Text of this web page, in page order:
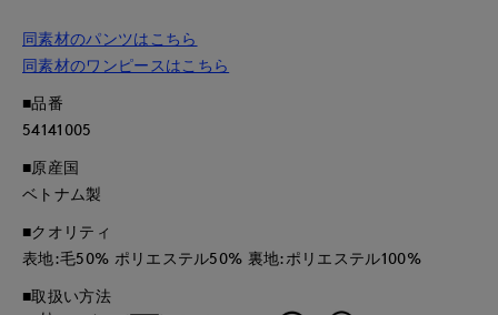
同素材のパンツはこちら
同素材のワンピースはこちら
■品番
54141005
■原産国
ベトナム製
■クオリティ
表地:毛50% ポリエステル50% 裏地:ポリエステル100%
■取扱い方法